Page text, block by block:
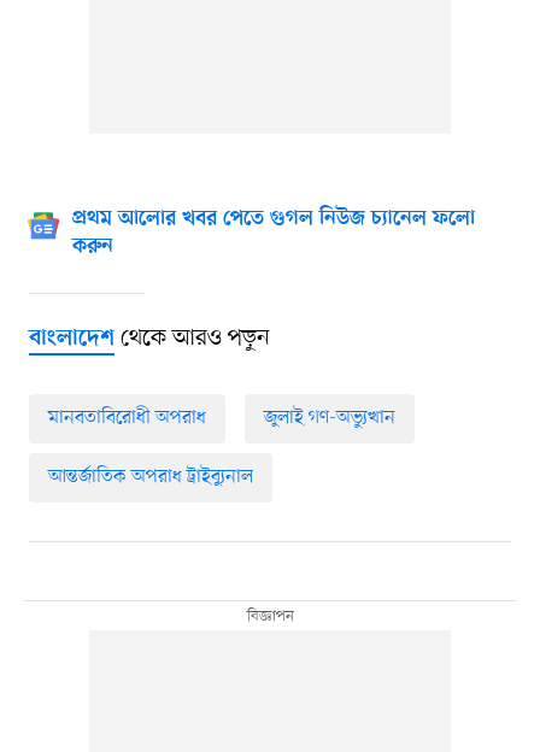
প্রথম আলোর খবর পেতে গুগল নিউজ চ্যানেল ফলো
করুন
বাংলাদেশথেকে আরও পড়ুন
মানবতাবিরোধী অপরাধ জুলাই গণ-অভ্যুত্থান
আন্তর্জাতিক অপরাধ ট্রাইব্যুনাল